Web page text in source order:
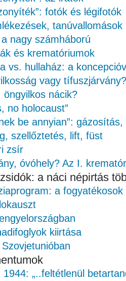
fotók és légifotók
tanúvallomások
nagy számháború
és krematóriumok
vs. hullaház: a
vagy tífuszjárvány?
öngyilkos nácik?
no holocaust”
be annyian”:
szellőztetés, lift, füst
zsír
óvóhely? Az I.
a náci népirtás
a
kiirtása
1944: „..feltétlenül